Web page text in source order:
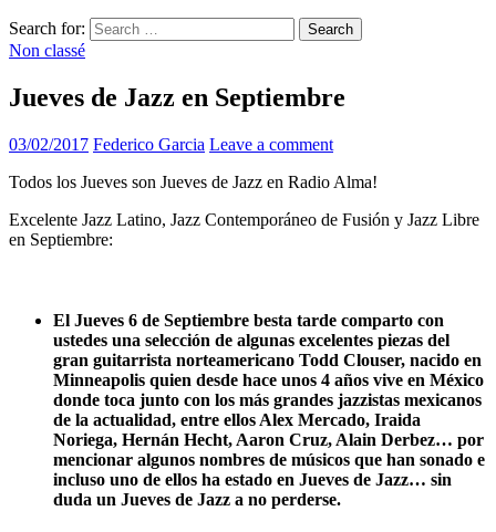
Search for:
Non classé
Jueves de Jazz en Septiembre
03/02/2017 Federico Garcia Leave a comment
Todos los Jueves son Jueves de Jazz en Radio Alma!
Excelente Jazz Latino, Jazz Contemporáneo de Fusión y Jazz Libre
en Septiembre:
El Jueves 6 de Septiembre besta tarde comparto con
ustedes una selección de algunas excelentes piezas del
gran guitarrista norteamericano Todd Clouser, nacido en
Minneapolis quien desde hace unos 4 años vive en México
donde toca junto con los más grandes jazzistas mexicanos
de la actualidad, entre ellos Alex Mercado, Iraida
Noriega, Hernán Hecht, Aaron Cruz, Alain Derbez… por
mencionar algunos nombres de músicos que han sonado e
incluso uno de ellos ha estado en Jueves de Jazz… sin
duda un Jueves de Jazz a no perderse.